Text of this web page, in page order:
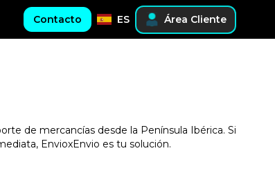
Contacto ES Área Cliente
de mercancías desde la Península Ibérica. Si
EnvioxEnvio es tu solución.